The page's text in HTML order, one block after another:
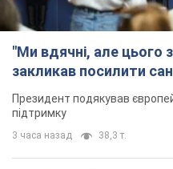
"Ми вдячні, але цього
закликав посилити
Президент подякував
підтримку
3 часа назад 38,3 т.